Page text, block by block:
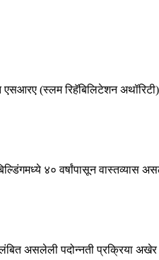
एसआरए (स्लम रिहॅबिलिटेशन
४० वर्षांपासून वास्तव्यास
असलेली पदोन्नती प्रक्रिया